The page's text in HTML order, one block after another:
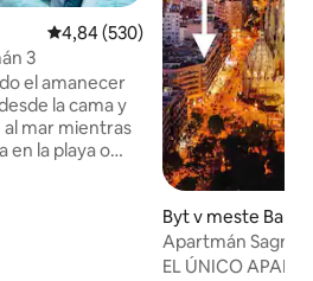
Priemerné ohodnotenie 4,84 z
4,84 (530)
3
el amanecer
la cama y
mar mientras
en la playa o
Byt v meste
Apartmán
byt“, Sa...
EL ÚNICO